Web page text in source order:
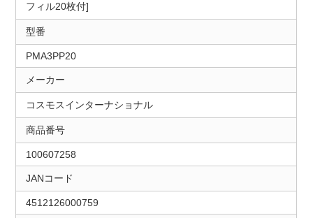
フィル20枚付]
型番
PMA3PP20
メーカー
コスモスインターナショナル
商品番号
100607258
JANコード
4512126000759